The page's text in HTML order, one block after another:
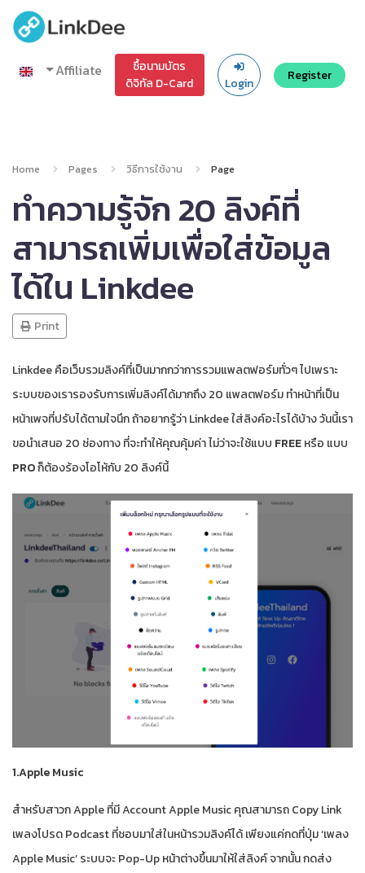
Affiliate
ซื้อนามบัตร
ดิจิทัล D-Card
Login Register
Home Pages วิธีการใช้งาน Page
ทำความรู้จัก 20 ลิงค์ที่
สามารถเพิ่มเพื่อใส่ข้อมูล
ได้ใน Linkdee
Print
Linkdee คือเว็บรวมลิงค์ที่เป็นมากกว่าการรวมแพลตฟอร์มทั่วๆ ไปเพราะ
ระบบของเรารองรับการเพิ่มลิงค์ได้มากถึง 20 แพลตฟอร์ม ทำหน้าที่เป็น
หน้าเพจที่ปรับได้ตามใจนึก ถ้าอยากรู้ว่า Linkdee ใส่ลิงค์อะไรได้บ้าง วันนี้เรา
ขอนำเสนอ 20 ช่องทาง ที่จะทำให้คุณคุ้มค่า ไม่ว่าจะใช้แบบ FREEหรือ แบบ
PROก็ต้องร้องโอโห้กับ 20 ลิงค์นี้
1.Apple Music
สำหรับสาวก Apple ที่มี Account Apple Music คุณสามารถ Copy Link
เพลงโปรด Podcast ที่ชอบมาใส่ในหน้ารวมลิงค์ได้ เพียงแค่กดที่ปุ่ม ‘เพลง
Apple Music’ ระบบจะ Pop-Up หน้าต่างขึ้นมาให้ใส่ลิงค์ จากนั้น กดส่ง